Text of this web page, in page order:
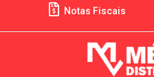
Notas Fiscais